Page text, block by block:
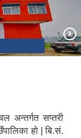
अन्तर्गत सप्तरी
हो | बि.सं.